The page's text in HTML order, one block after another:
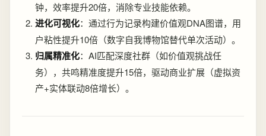
钟，效率提升20倍，消除专业技能依赖。
进化可视化：通过行为记录构建价值观DNA图谱，用
户粘性提升10倍（数字自我博物馆替代单次活动）。
归属精准化：AI匹配深度社群（如价值观挑战任
务），共鸣精准度提升15倍，驱动商业扩展（虚拟资
产+实体联动8倍增长）。